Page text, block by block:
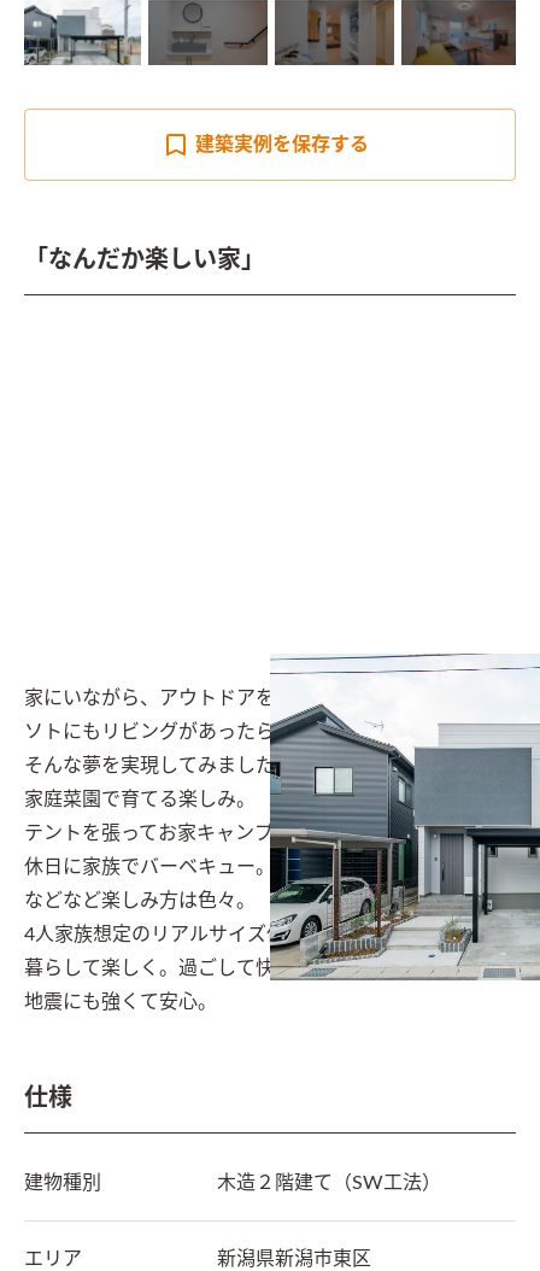
建築実例を保存する
「なんだか楽しい家」
家にいながら、アウトドアを楽しみたい。
ソトにもリビングがあったらいいのに。
そんな夢を実現してみました。
家庭菜園で育てる楽しみ。
テントを張ってお家キャンプ。
休日に家族でバーベキュー。
などなど楽しみ方は色々。
4人家族想定のリアルサイズ住宅です。
暮らして楽しく。過ごして快適。
地震にも強くて安心。
仕様
建物種別 木造２階建て（SW工法）
エリア 新潟県新潟市東区